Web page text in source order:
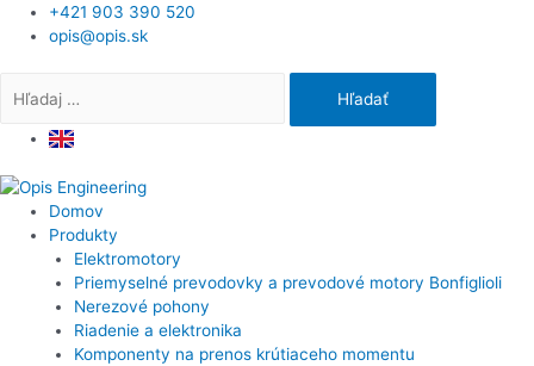
Preskočiť+421 903 390 520
opis@opis.sk
for:
Domov
Produkty
Elektromotory
Priemyselné prevodovky a prevodové motory Bonfiglioli
Nerezové pohony
Riadenie a elektronika
Komponenty na prenos krútiaceho momentu